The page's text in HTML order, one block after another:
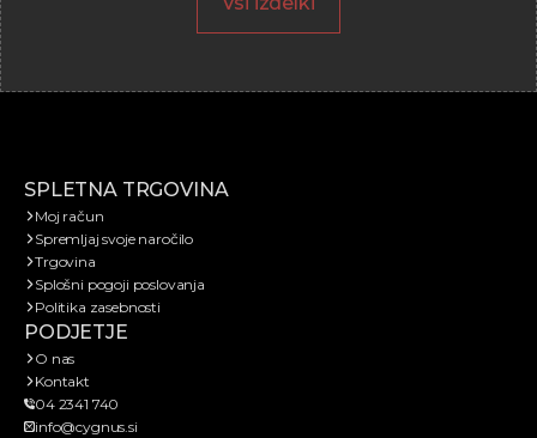
SPLETNA TRGOVINA
Moj račun
Spremljaj svoje naročilo
Trgovina
Splošni pogoji poslovanja
Politika zasebnosti
PODJETJE
O nas
Kontakt
04 2341 740
info@cygnus.si